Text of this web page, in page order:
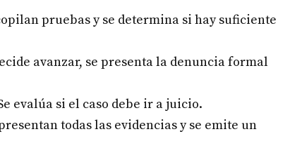
pruebas y se determina si hay suficiente
avanzar, se presenta la denuncia formal
evalúa si el caso debe ir a juicio.
todas las evidencias y se emite un